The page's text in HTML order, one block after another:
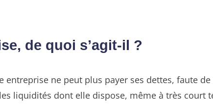
de quoi s’agit-il ?
ne peut plus payer ses dettes, faute de
liquidités dont elle dispose, même à très court